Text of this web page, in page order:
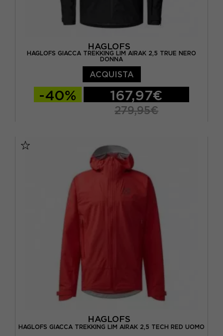
HAGLOFS
HAGLOFS GIACCA TREKKING LIM AIRAK 2,5 TRUE NERO
DONNA
ACQUISTA
-40% 167,97€
279,95€
HAGLOFS
HAGLOFS GIACCA TREKKING LIM AIRAK 2,5 TECH RED UOMO